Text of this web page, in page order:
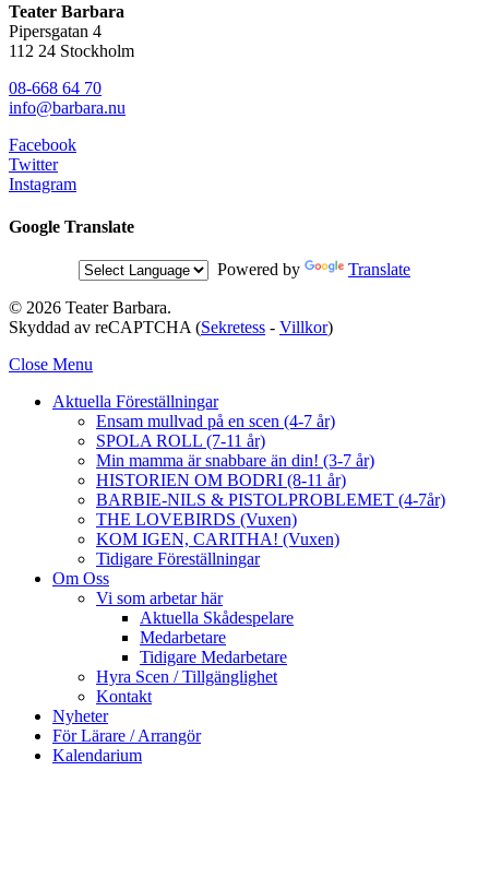
Teater Barbara
Pipersgatan 4
112 24 Stockholm
08-668 64 70
info@barbara.nu
Facebook
Twitter
Instagram
Google Translate
Powered by Translate
© 2026 Teater Barbara.
Skyddad av reCAPTCHA (Sekretess - Villkor)
Close Menu
Aktuella Föreställningar
Ensam mullvad på en scen (4-7 år)
SPOLA ROLL (7-11 år)
Min mamma är snabbare än din! (3-7 år)
HISTORIEN OM BODRI (8-11 år)
BARBIE-NILS & PISTOLPROBLEMET (4-7år)
THE LOVEBIRDS (Vuxen)
KOM IGEN, CARITHA! (Vuxen)
Tidigare Föreställningar
Om Oss
Vi som arbetar här
Aktuella Skådespelare
Medarbetare
Tidigare Medarbetare
Hyra Scen / Tillgänglighet
Kontakt
Nyheter
För Lärare / Arrangör
Kalendarium